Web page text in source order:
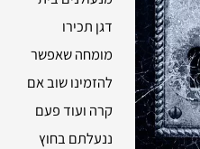
דגן תכירו
מומחה שאפשר
להזמינו שוב אם
קרה ועוד פעם
ננעלתם בחוץ